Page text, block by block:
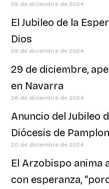
29 de diciembre de 2024
El Jubileo de la
Dios
29 de diciembre de 2024
29 de diciembre,
en Navarra
26 de diciembre de 2024
Anuncio del Jubileo
Diócesis de
20 de diciembre de 2024
El Arzobispo anima
con esperanza,